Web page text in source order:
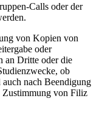
Calls oder der
von Kopien von
oder
an Dritte oder die
ob
nach Beendigung
Zustimmung von Filiz